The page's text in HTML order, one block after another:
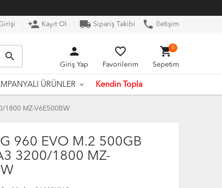
person_add Kayıt Ol local_shipping Sipariş Takibi phone İletişim
search person
Giriş Yap
favorite_border
Favorilerim
shopping_cart
Sepetim
0
ÜRÜNLER Kendin Topla
1800 MZ-V6E500BW
960 EVO M.2 500GB
3200/1800 MZ-